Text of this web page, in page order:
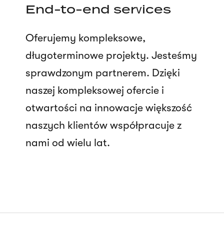
End-to-end services
Oferujemy kompleksowe,
długoterminowe projekty. Jesteśmy
sprawdzonym partnerem. Dzięki
naszej kompleksowej ofercie i
otwartości na innowacje większość
naszych klientów współpracuje z
nami od wielu lat.